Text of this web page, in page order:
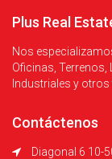
Plus Real
Nos
Oficinas, Terrenos,
Industriales y
Contáctenos
Diagonal 6 10-